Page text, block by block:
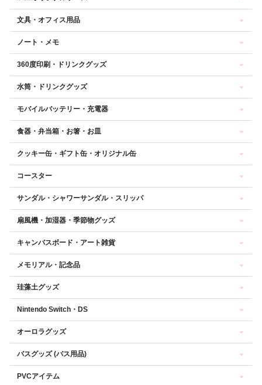
文具・オフィス用品
ノート・メモ
360度印刷・ドリンクグッズ
水筒・ドリンクグッズ
モバイルバッテリー・充電器
食器・弁当箱・お箸・お皿
クッキー缶・ギフト缶・オリジナル缶
コースター
サンダル・シャワーサンダル・スリッパ
扇風機・加湿器・季節物グッズ
キャンバスボード・アート雑貨
メモリアル・記念品
珪藻土グッズ
Nintendo Switch・DS
オーロラグッズ
バスグッズ (バス用品)
PVCアイテム